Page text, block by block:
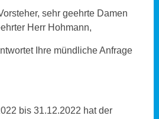
sehr geehrte Damen
Herr Hohmann,
Ihre mündliche Anfrage
bis 31.12.2022 hat der